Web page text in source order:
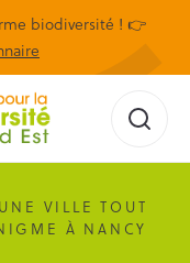
biodiversité ! 👉
UNE VILLE TOUT
À NANCY